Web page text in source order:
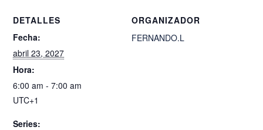
DETALLES
Fecha:
abril 23, 2027
Hora:
6:00 am - 7:00 am
UTC+1
Series:
ORGANIZADOR
FERNANDO.L